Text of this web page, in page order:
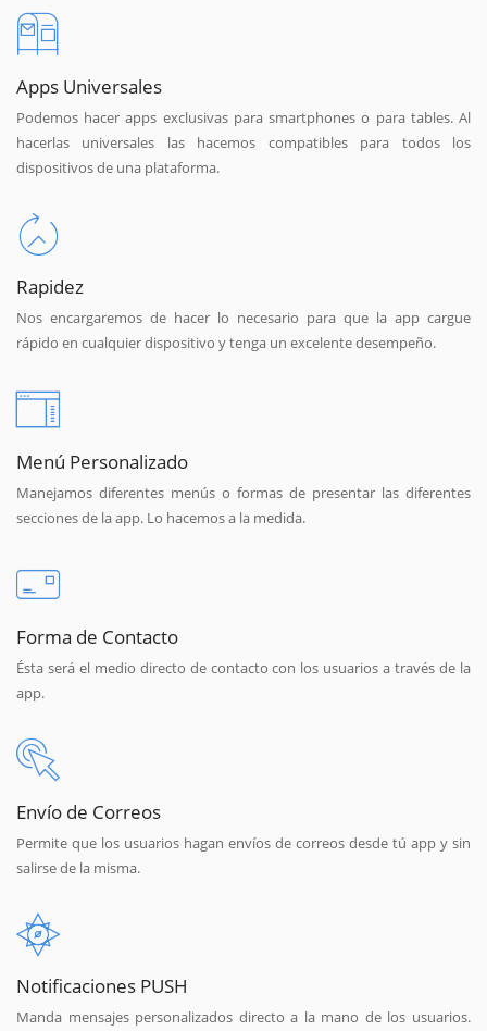
Apps Universales
Podemos hacer apps exclusivas para smartphones o para tables. Al
hacerlas universales las hacemos compatibles para todos los
dispositivos de una plataforma.
Rapidez
Nos encargaremos de hacer lo necesario para que la app cargue
rápido en cualquier dispositivo y tenga un excelente desempeño.
Menú Personalizado
Manejamos diferentes menús o formas de presentar las diferentes
secciones de la app. Lo hacemos a la medida.
Forma de Contacto
Ésta será el medio directo de contacto con los usuarios a través de la
app.
Envío de Correos
Permite que los usuarios hagan envíos de correos desde tú app y sin
salirse de la misma.
Notificaciones PUSH
Manda mensajes personalizados directo a la mano de los usuarios.